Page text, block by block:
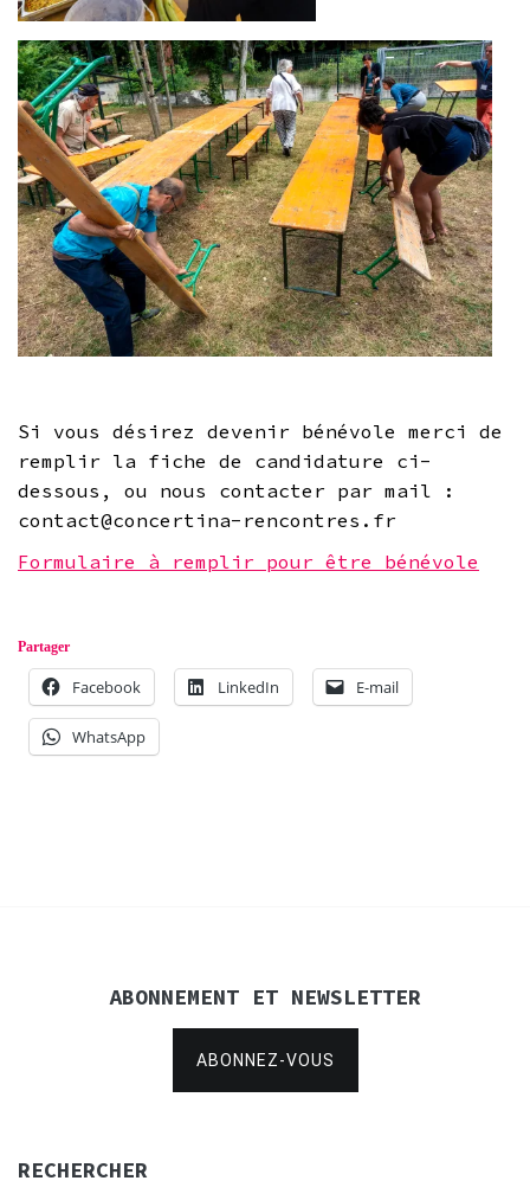
Si vous désirez devenir bénévole merci de
remplir la fiche de candidature ci-
dessous, ou nous contacter par mail :
contact@concertina-rencontres.fr
Formulaire à remplir pour être bénévole
Partager
Facebook LinkedIn E-mail
WhatsApp
ABONNEMENT ET NEWSLETTER
ABONNEZ-VOUS
RECHERCHER